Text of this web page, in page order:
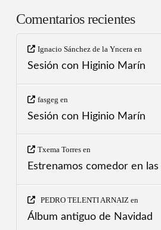
Comentarios recientes
Ignacio Sánchez de la Ynceraen
Sesión con Higinio Marín
fasgeg en
Sesión con Higinio Marín
Txema Torresen
Estrenamos comedor en
PEDRO TELENTI ARNAIZ en
Álbum antiguo de Navidad